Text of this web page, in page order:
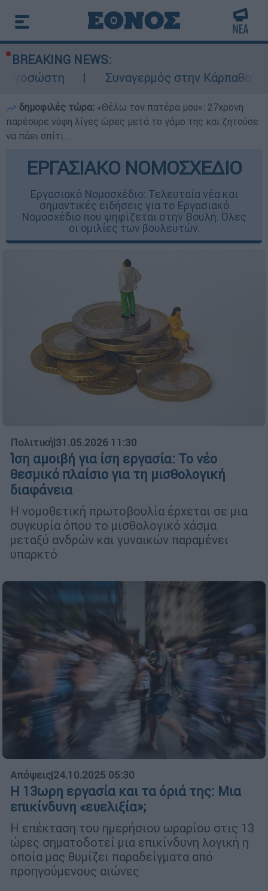
BREAKING NEWS:
Συναγερμός στην Κάρπαθο: Βρέθηκαν
δημοφιλές τώρα: «Θέλω τον πατέρα μου»: 27χρονη
παρέσυρε νύφη λίγες ώρες μετά το γάμο της και ζητούσε
να πάει σπίτι...
ΕΡΓΑΣΙΑΚΟ ΝΟΜΟΣΧΕΔΙΟ
Εργασιακό Νομοσχέδιο: Τελευταία νέα και
σημαντικές ειδήσεις για το Εργασιακό
Νομοσχέδιο που ψηφίζεται στην Βουλή. Όλες
οι ομιλίες των βουλευτών.
Πολιτική|31.05.2026 11:30
Ίση αμοιβή για ίση εργασία: Το νέο
θεσμικό πλαίσιο για τη μισθολογική
διαφάνεια
Η νομοθετική πρωτοβουλία έρχεται σε μια
συγκυρία όπου το μισθολογικό χάσμα
μεταξύ ανδρών και γυναικών παραμένει
υπαρκτό
Απόψεις|24.10.2025 05:30
Η 13ωρη εργασία και τα όριά της: Μια
επικίνδυνη «ευελιξία»;
Η επέκταση του ημερήσιου ωραρίου στις 13
ώρες σηματοδοτεί μια επικίνδυνη λογική η
οποία μας θυμίζει παραδείγματα από
προηγούμενους αιώνες